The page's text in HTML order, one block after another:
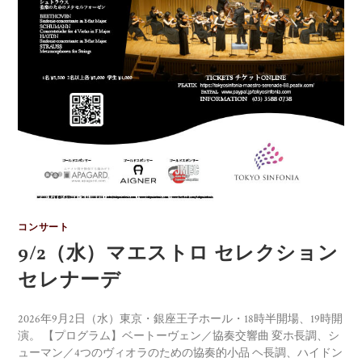
コンサート
9/2（水）マエストロ セレクション
セレナーデ
2026年9月2日（水）東京・銀座王子ホール・18時半開場、19時開
演。 【プログラム】ベートーヴェン／協奏交響曲 変ホ長調、シ
ューマン／4つのヴィオラのための協奏的小品 ヘ長調、ハイドン